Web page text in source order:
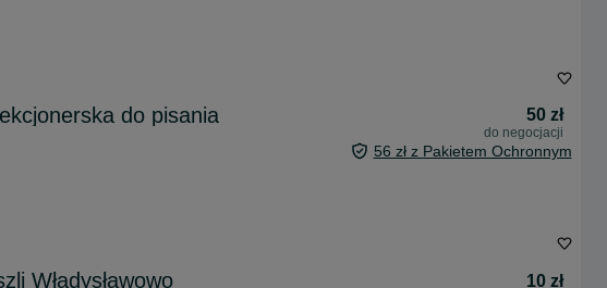
do pisania 50 zł
do negocjacji
56 zł z Pakietem Ochronnym
Władysławowo 10 zł